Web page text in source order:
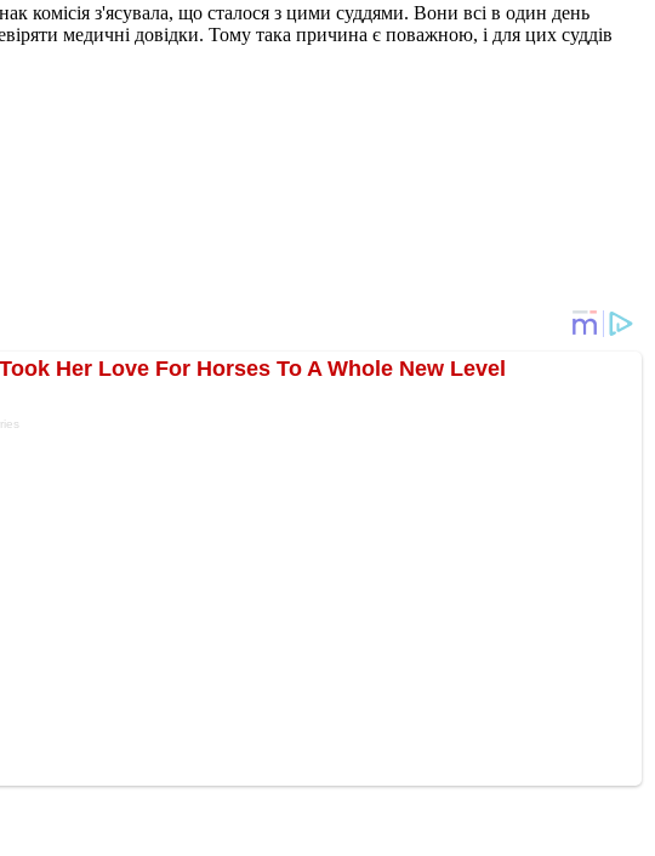
комісія з'ясувала, що сталося з цими суддями. Вони всі в один день
медичні довідки. Тому така причина є поважною, і для цих суддів